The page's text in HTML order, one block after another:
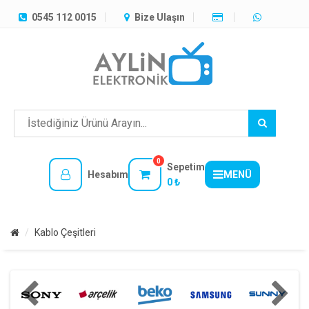
0545 112 0015 Bize Ulaşın
Hesabım
0
Sepetim
0 ₺
MENÜ
TÜM
Kablo Çeşitleri